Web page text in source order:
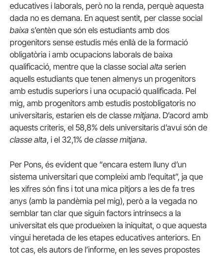
educatives i laborals, però no la renda, perquè aquesta
dada no es demana. En aquest sentit, per classe social
baixa s’entèn que són els estudiants amb dos
progenitors sense estudis més enllà de la formació
obligatòria i amb ocupacions laborals de baixa
qualificació, mentre que la classe social alta serien
aquells estudiants que tenen almenys un progenitors
amb estudis superiors i una ocupació qualificada. Pel
mig, amb progenitors amb estudis postobligatoris no
universitaris, estarien els de classe mitjana. D’acord amb
aquests criteris, el 58,8% dels universitaris d’avui són de
classe alta, i el 32,1% de classe mitjana.
Per Pons, és evident que “encara estem lluny d’un
sistema universitari que compleixi amb l’equitat”, ja que
les xifres són fins i tot una mica pitjors a les de fa tres
anys (amb la pandèmia pel mig), però a la vegada no
semblar tan clar que siguin factors intrínsecs a la
universitat els que produeixen la iniquitat, o que aquesta
vingui heretada de les etapes educatives anteriors. En
tot cas, els autors de l’informe, en les seves propostes